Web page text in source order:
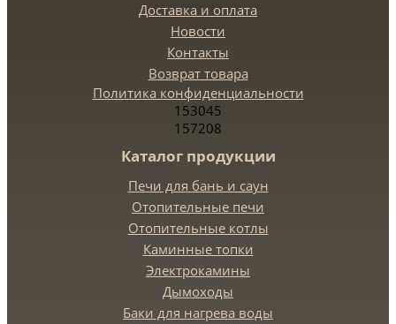
Доставка и оплата
Новости
Контакты
Возврат товара
Политика конфиденциальности
153045
157208
Каталог продукции
Печи для бань и саун
Отопительные печи
Отопительные котлы
Каминные топки
Электрокамины
Дымоходы
Баки для нагрева воды